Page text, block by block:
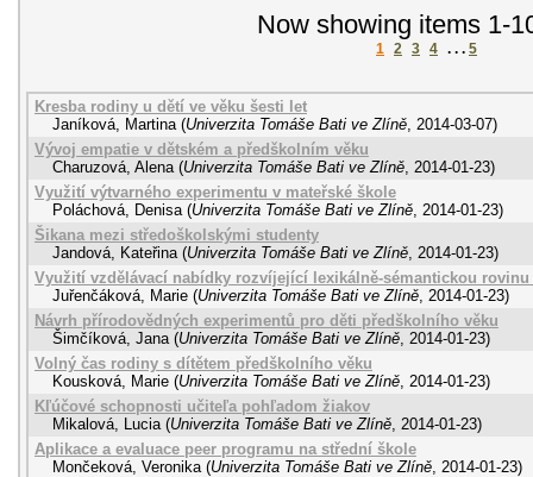
Now showing items 1-
1 2 3 4 . . . 5
Kresba rodiny u dětí ve věku šesti let
Janíková, Martina (Univerzita Tomáše Bati ve Zlíně 2014-03-07)
Vývoj empatie v dětském a předškolním věku
Charuzová, Alena (Univerzita Tomáše Bati ve Zlíně 2014-01-23)
Využití výtvarného experimentu v mateřské škole
Poláchová, Denisa (Univerzita Tomáše Bati ve Zlíně 2014-01-23)
Šikana mezi středoškolskými studenty
Jandová, Kateřina (Univerzita Tomáše Bati ve Zlíně 2014-01-23)
Využití vzdělávací nabídky rozvíjející lexikálně-sémantickou
Juřenčáková, Marie (Univerzita Tomáše Bati ve Zlíně 2014-01-23)
Návrh přírodovědných experimentů pro děti předškolního věku
Šimčíková, Jana (Univerzita Tomáše Bati ve Zlíně 2014-01-23)
Volný čas rodiny s dítětem předškolního věku
Kousková, Marie (Univerzita Tomáše Bati ve Zlíně 2014-01-23)
Kľúčové schopnosti učiteľa pohľadom žiakov
Mikalová, Lucia (Univerzita Tomáše Bati ve Zlíně 2014-01-23)
Aplikace a evaluace peer programu na střední škole
Mončeková, Veronika (Univerzita Tomáše Bati ve Zlíně 2014-01-23)